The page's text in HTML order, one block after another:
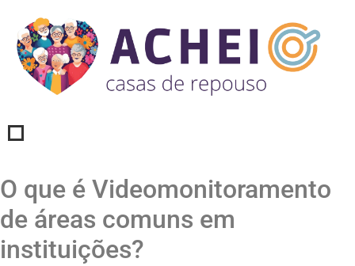
O que é Videomonitoramento
de áreas comuns em
instituições?